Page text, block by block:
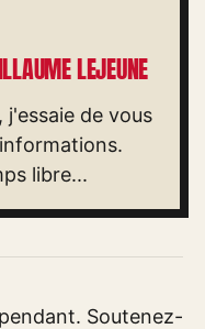
LEJEUNE
j'essaie de vous
libre...
Soutenez-